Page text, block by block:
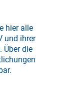
hier alle
und ihrer
Über die